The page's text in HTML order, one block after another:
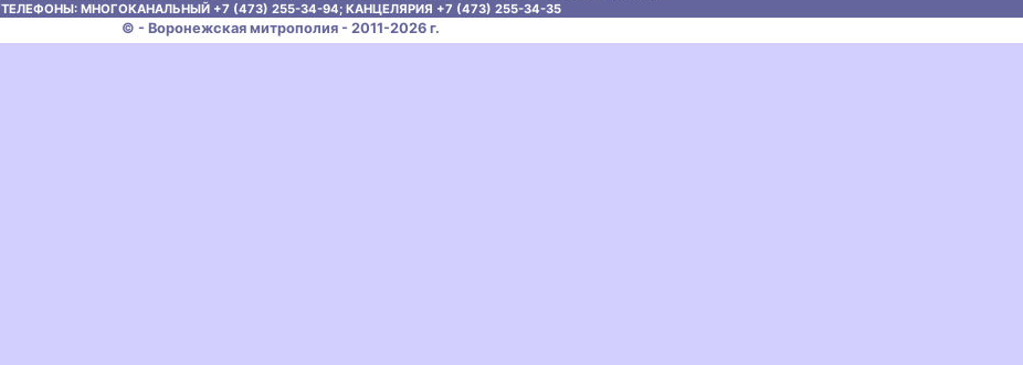
ТЕЛЕФОНЫ: МНОГОКАНАЛЬНЫЙ +7 (473) 255-34-94; КАНЦЕЛЯРИЯ +7 (473) 255-34-35
© - Воронежская митрополия - 2011-2026 г.